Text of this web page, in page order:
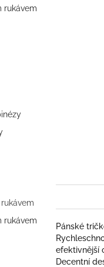
rukávem
rukávem
Pánské
efektivnější
Decentní